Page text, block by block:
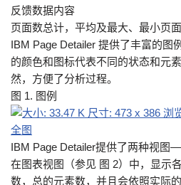
反馈数据内容
页面数总计，平均及最大、最小页
IBM Page Detailer 提供了丰富的图
的颜色和图标代表不同的状态和元
然，方便了分析过程。
图 1. 图例
IBM Page Detailer提供了两种视图
在图表视图（参见 图 2）中，显示
数，总的元素数，并且会依照实际